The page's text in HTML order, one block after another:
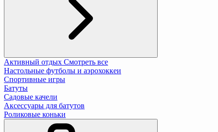
Активный отдых Смотреть все
Настольные футболы и аэрохоккеи
Спортивные игры
Батуты
Садовые качели
Аксессуары для батутов
Роликовые коньки